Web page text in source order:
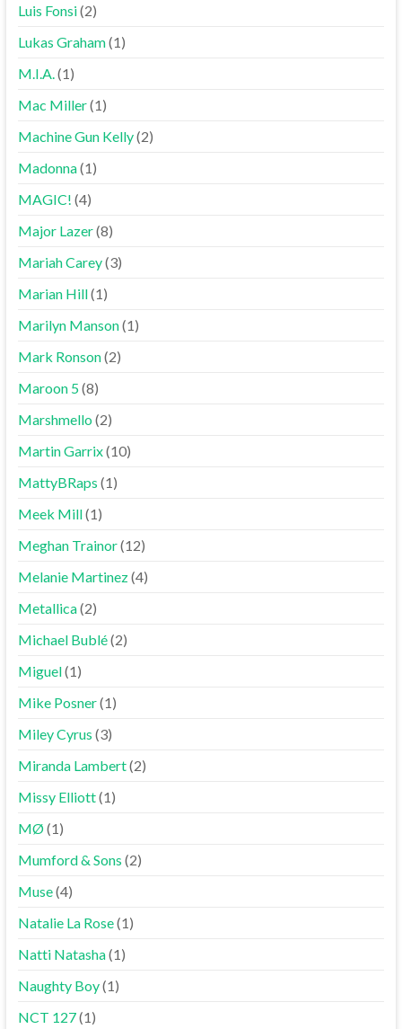
Luis Fonsi(2)
Lukas Graham(1)
M.I.A. (1)
Mac Miller(1)
Machine Gun Kelly(2)
Madonna(1)
MAGIC! (4)
Major Lazer(8)
Mariah Carey(3)
Marian Hill(1)
Marilyn Manson(1)
Mark Ronson(2)
Maroon 5(8)
Marshmello(2)
Martin Garrix(10)
MattyBRaps (1)
Meek Mill(1)
Meghan Trainor(12)
Melanie Martinez(4)
Metallica(2)
Michael Bublé(2)
Miguel(1)
Mike Posner(1)
Miley Cyrus (3)
Miranda Lambert(2)
Missy Elliott(1)
MØ(1)
Mumford & Sons (2)
Muse(4)
Natalie La Rose(1)
Natti Natasha(1)
Naughty Boy(1)
NCT 127(1)